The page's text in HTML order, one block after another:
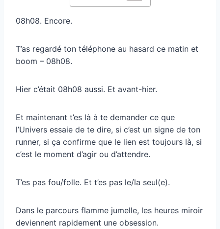
08h08. Encore.
T’as regardé ton téléphone au hasard ce matin et
boom – 08h08.
Hier c’était 08h08 aussi. Et avant-hier.
Et maintenant t’es là à te demander ce que
l’Univers essaie de te dire, si c’est un signe de ton
runner, si ça confirme que le lien est toujours là, si
c’est le moment d’agir ou d’attendre.
T’es pas fou/folle. Et t’es pas le/la seul(e).
Dans le parcours flamme jumelle, les heures miroir
deviennent rapidement une obsession.